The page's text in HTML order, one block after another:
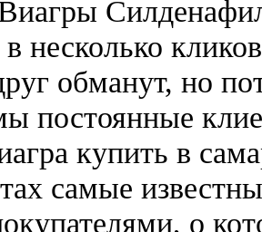
в несколько
обманут, но
постоянные
купить в
самые
о